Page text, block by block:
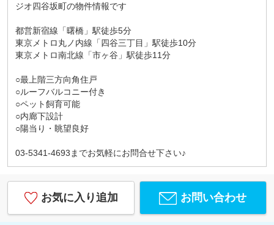
ジオ四谷坂町の物件情報です
都営新宿線「曙橋」駅徒歩5分
東京メトロ丸ノ内線「四谷三丁目」駅徒歩10分
東京メトロ南北線「市ヶ谷」駅徒歩11分
○最上階三方向角住戸
○ルーフバルコニー付き
○ペット飼育可能
○内廊下設計
○陽当り・眺望良好
03-5341-4693までお気軽にお問合せ下さい♪
お気に入り追加 お問い合わせ